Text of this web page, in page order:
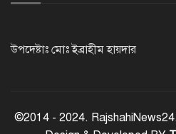
উপদেষ্টাঃ মোঃ ইব্রাহীম হায়দার
©2014 - 2024.